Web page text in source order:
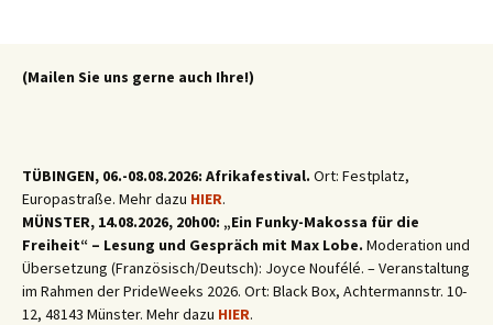
(Mailen Sie uns gerne auch Ihre!)
TÜBINGEN, 06.-08.08.2026: Afrikafestival. Ort: Festplatz,
Europastraße. Mehr dazu HIER.
MÜNSTER, 14.08.2026, 20h00: „Ein Funky-Makossa für die
Freiheit“ – Lesung und Gespräch mit Max Lobe. Moderation und
Übersetzung (Französisch/Deutsch): Joyce Noufélé. – Veranstaltung
im Rahmen der PrideWeeks 2026. Ort: Black Box, Achtermannstr. 10-
12, 48143 Münster. Mehr dazu HIER.